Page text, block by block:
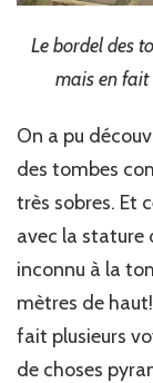
Le bordel des
mais en
On a pu
des tombes
très sobres. Et
avec la stature
inconnu à la
mètres de haut!
fait plusieurs
de choses